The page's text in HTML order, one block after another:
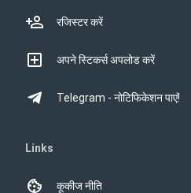
रजिस्टर करें
अपने स्टिकर्स अपलोड करें
Telegram - नोटिफिकेशन पाएं!
Links
कूकीज नीति